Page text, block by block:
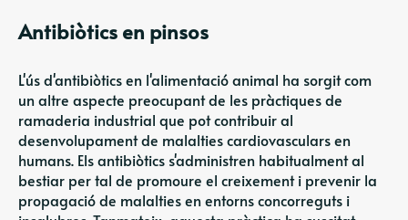
Antibiòtics en pinsos
L'ús d'antibiòtics en l'alimentació animal ha sorgit com
un altre aspecte preocupant de les pràctiques de
ramaderia industrial que pot contribuir al
desenvolupament de malalties cardiovasculars en
humans. Els antibiòtics s'administren habitualment al
bestiar per tal de promoure el creixement i prevenir la
propagació de malalties en entorns concorreguts i